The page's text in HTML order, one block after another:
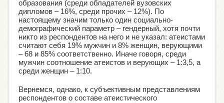
образования (среди обладателей вузовских
дипломов – 16%, среди прочих – 12%). По
настоящему значим только один социально-
демографический параметр – гендерный, хотя почти
никто из респондентов на него и не указал: атеистами
считают себя 19% мужчин и 8% женщин, верующими
– 68 и 85% соответственно. Иначе говоря, среди
мужчин соотношение атеистов и верующих – 1:3,5, а
среди женщин – 1:10.
Вернемся, однако, к субъективным представлениям
респондентов о составе атеистического